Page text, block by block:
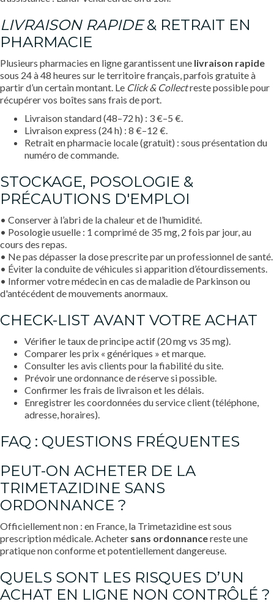
LIVRAISON RAPIDE& RETRAIT EN
PHARMACIE
Plusieurs pharmacies en ligne garantissent une livraison rapide
sous 24 à 48 heures sur le territoire français, parfois gratuite à
partir d’un certain montant. Le Click & Collectreste possible pour
récupérer vos boîtes sans frais de port.
Livraison standard (48–72 h) : 3 €–5 €.
Livraison express (24 h) : 8 €–12 €.
Retrait en pharmacie locale (gratuit) : sous présentation du
numéro de commande.
STOCKAGE, POSOLOGIE &
PRÉCAUTIONS D'EMPLOI
• Conserver à l’abri de la chaleur et de l’humidité.
• Posologie usuelle : 1 comprimé de 35 mg, 2 fois par jour, au
cours des repas.
• Ne pas dépasser la dose prescrite par un professionnel de santé.
• Éviter la conduite de véhicules si apparition d’étourdissements.
• Informer votre médecin en cas de maladie de Parkinson ou
d'antécédent de mouvements anormaux.
CHECK-LIST AVANT VOTRE ACHAT
Vérifier le taux de principe actif (20 mg vs 35 mg).
Comparer les prix « génériques » et marque.
Consulter les avis clients pour la fiabilité du site.
Prévoir une ordonnance de réserve si possible.
Confirmer les frais de livraison et les délais.
Enregistrer les coordonnées du service client (téléphone,
adresse, horaires).
FAQ : QUESTIONS FRÉQUENTES
PEUT-ON ACHETER DE LA
TRIMETAZIDINE SANS
ORDONNANCE ?
Officiellement non : en France, la Trimetazidine est sous
prescription médicale. Acheter sans ordonnancereste une
pratique non conforme et potentiellement dangereuse.
QUELS SONT LES RISQUES D’UN
ACHAT EN LIGNE NON CONTRÔLÉ ?